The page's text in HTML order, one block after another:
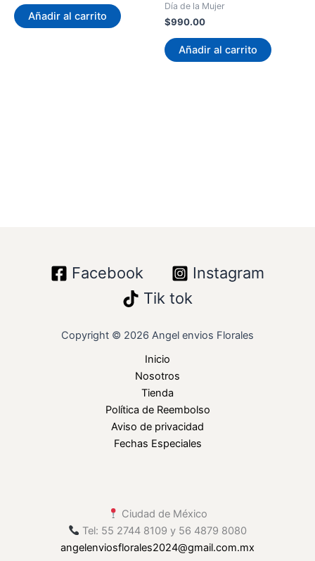
Añadir al carrito
Día de la Mujer
$990.00
Añadir al carrito
Facebook
Instagram
Tik tok
Copyright © 2026 Angel envios Florales
Inicio
Nosotros
Tienda
Política de Reembolso
Aviso de privacidad
Fechas Especiales
Ciudad de México
Tel: 55 2744 8109 y 56 4879 8080
angelenviosflorales2024@gmail.com.mx